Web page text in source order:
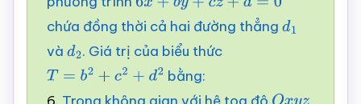
6x +b y+c z+ d= 0
chứa đồng thời cả hai đường thẳng d1
và d2. Giá trị của biểu thức
T=b 2+c2+d2
bằng: